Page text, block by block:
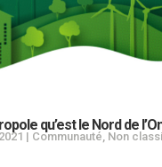
qu’est le Nord de
| Communauté Non